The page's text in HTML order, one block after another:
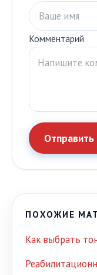
Комментарий
ПОХОЖИЕ
Как выбрать